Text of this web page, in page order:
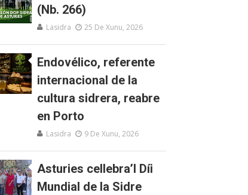
(Nb. 266)
Lasidra 25 De Xunu, 2026
Endovélico, referente
internacional de la
cultura sidrera, reabre
en Porto
Lasidra 9 De Xunu, 2026
Asturies cellebra’l Díi
Mundial de la Sidre